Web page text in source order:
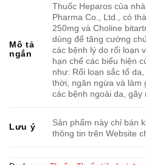
Mô tả
ngắn
Thuốc Heparos của
Pharma Co., Ltd., có
250mg và Choline
dùng để tăng cường
các bệnh lý do rối loạn
hạn chế các biểu hiện
như: Rối loạn sắc tố
thời, ngăn ngừa và làm
các bệnh ngoài da, gãy
Lưu ý
Sản phẩm này chỉ bán
thông tin trên Website